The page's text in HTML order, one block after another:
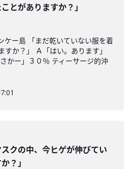
とがありますか？」
ケー島 「まだ乾いていない服を着
すか？」 Ａ「はい。あります」
かー」３０％ ティーサージ的沖
スクの中、今ヒゲが伸びてい
？」